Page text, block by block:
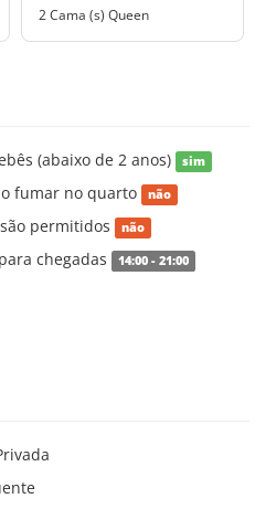
2 Cama (s) Queen
(abaixo de 2 anos) sim
fumar no quarto não
permitidos não
chegadas 14:00 - 21:00